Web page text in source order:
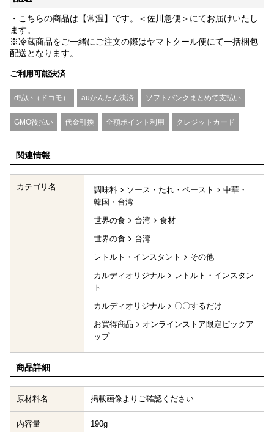
・こちらの商品は【常温】です。＜佐川急便＞にてお届けいたし
ます。
※冷蔵商品をご一緒にご注文の際はヤマトクール便にて一括梱包
配送となります。
ご利用可能決済
d払い（ドコモ） auかんたん決済 ソフトバンクまとめて支払い
GMO後払い 代金引換 全額ポイント利用 クレジットカード
関連情報
カテゴリ名 調味料 ソース・たれ・ペースト
中華・
韓国・台湾
世界の食
台湾
食材
世界の食
台湾
レトルト・インスタント
その他
カルディオリジナル
レトルト・インスタン
ト
カルディオリジナル
〇〇するだけ
お買得商品
オンラインストア限定ピックア
ップ
商品詳細
原材料名 掲載画像よりご確認ください
内容量 190g